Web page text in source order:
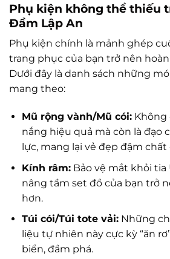
Phụ kiện không thể thiếu
Đầm Lập An
Phụ kiện chính là mảnh ghép
trang phục của bạn trở nên
Dưới đây là danh sách những
mang theo:
Mũ rộng vành/Mũ cói:Không
nắng hiệu quả mà còn là đạo
lực, mang lại vẻ đẹp đậm chất
Kính râm:Bảo vệ mắt khỏi tia
nâng tầm set đồ của bạn trở
hơn.
Túi cói/Túi tote vải:Những
liệu tự nhiên này cực kỳ “ăn
biển, đầm phá.